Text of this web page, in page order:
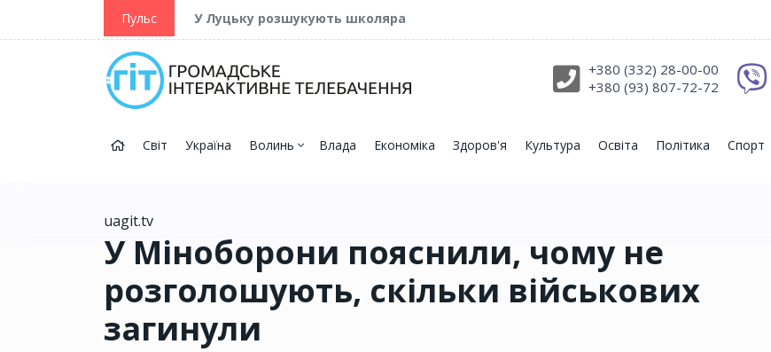
Пульс У Луцьку розшукують школяра
+380 (332) 28-00-00
+380 (93) 807-72-72
Світ Україна Волинь Влада Економіка Здоров'я Культура Освіта Політика Спорт
uagit.tv
У Міноборони пояснили, чому не
розголошують, скільки військових
загинули